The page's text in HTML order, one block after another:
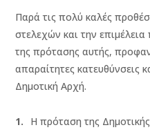
Παρά τις πολύ καλές
στελεχών και την
της πρότασης αυτής,
απαραίτητες κατευθύνσεις
Δημοτική Αρχή.
Η πρόταση της